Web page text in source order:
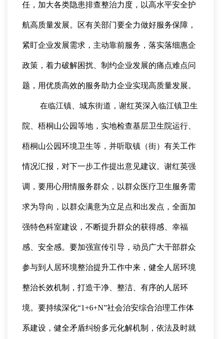
任，加大各类隐患排查整治力度，以高水平安全护
航高质量发展。区有关部门要全力做好服务保障，
紧盯企业发展需求，主动靠前服务，落实落细惠企
政策，着力破解困扰、制约企业发展的痛点难点问
题，用优质高效的服务助力企业实现高质量发展。
在临江镇、城东街道，谢红英深入临江镇卫生
院、梧桐山公园等地，实地检查基层卫生院运行、
梧桐山公园环境卫生等，并听取镇（街）有关工作
情况汇报，对下一步工作提出意见建议。谢红英强
调，要用心用情服务群众，以群众医疗卫生服务需
求为导向，以群众满意为立足点和出发点，全面加
强特色科室建设，不断提升群众的获得感、幸福
感、安全感。要加强宣传引导，动员广大干部群众
参与到人居环境整治提升工作中来，健全人居环境
整治长效机制，打造干净、整洁、有序的人居环
境。要持续深化“1+6+N”社会治安综合治理工作体
系建设，健全矛盾纠纷多元化解机制，依法及时就